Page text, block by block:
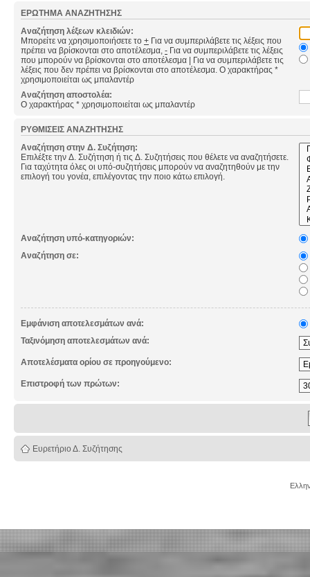
ΕΡΏΤΗΜΑ ΑΝΑΖΉΤΗΣΗΣ
Αναζήτηση λέξεων κλειδιών:
Μπορείτε να χρησιμοποιήσετε το + Για να συμπεριλάβετε τις λέξεις που
πρέπει να βρίσκονται στο αποτέλεσμα, - Για να συμπεριλάβετε τις λέξεις
που μπορούν να βρίσκονται στο αποτέλεσμα | Για να συμπεριλάβετε τις
λέξεις που δεν πρέπει να βρίσκονται στο αποτέλεσμα. Ο χαρακτήρας *
χρησιμοποιείται ως μπαλαντέρ
Αναζήτηση αποστολέα:
Ο χαρακτήρας * χρησιμοποιείται ως μπαλαντέρ
ΡΥΘΜΊΣΕΙΣ ΑΝΑΖΉΤΗΣΗΣ
Αναζήτηση στην Δ. Συζήτηση:
Επιλέξτε την Δ. Συζήτηση ή τις Δ. Συζητήσεις που θέλετε να αναζητήσετε.
Για ταχύτητα όλες οι υπό-συζητήσεις μπορούν να αναζητηθούν με την
επιλογή του γονέα, επιλέγοντας την ποιο κάτω επιλογή.
Αναζήτηση υπό-κατηγοριών:
Αναζήτηση σε:
Εμφάνιση αποτελεσμάτων ανά:
Ταξινόμηση αποτελεσμάτων ανά:
Αποτελέσματα ορίου σε προηγούμενο:
Επιστροφή των πρώτων:
Ευρετήριο Δ. Συζήτησης